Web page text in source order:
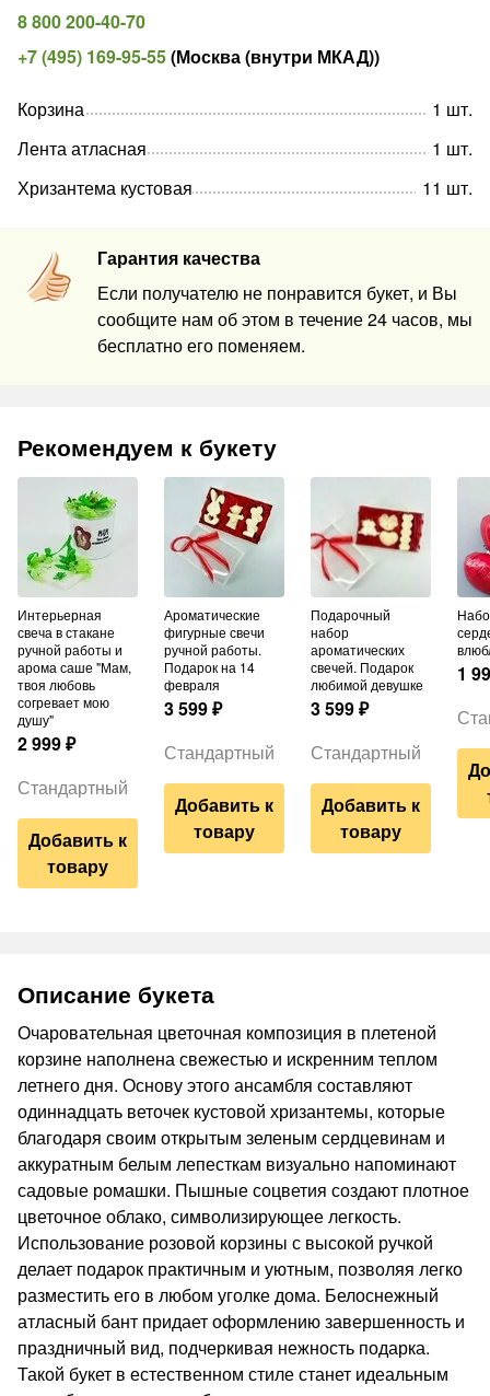
8 800 200-40-70
+7 (495) 169-95-55(Москва (внутри МКАД))
Гарантия качества
Если получателю не понравится букет, и Вы
сообщите нам об этом в течение 24 часов, мы
бесплатно его поменяем.
Корзина 1 шт.
Лента атласная
1 шт.
Хризантема кустовая
11 шт.
Рекомендуем к букету
Интерьерная
свеча в стакане
ручной работы и
арома саше "Мам,
твоя любовь
согревает мою
душу"
2 999₽
Стандартный
Добавить к
товару
Ароматические
фигурные свечи
ручной работы.
Подарок на 14
февраля
3 599₽
Стандартный
Добавить к
товару
Подарочный
набор
ароматических
свечей. Подарок
любимой девушке
3 599₽
Стандартный
Добавить к
товару
Набор шаров из 3
1
Описание букета
Очаровательная цветочная композиция в плетеной
корзине наполнена свежестью и искренним теплом
летнего дня. Основу этого ансамбля составляют
одиннадцать веточек кустовой хризантемы, которые
благодаря своим открытым зеленым сердцевинам и
аккуратным белым лепесткам визуально напоминают
садовые ромашки. Пышные соцветия создают плотное
цветочное облако, символизирующее легкость.
Использование розовой корзины с высокой ручкой
делает подарок практичным и уютным, позволяя легко
разместить его в любом уголке дома. Белоснежный
атласный бант придает оформлению завершенность и
праздничный вид, подчеркивая нежность подарка.
Такой букет в естественном стиле станет идеальным